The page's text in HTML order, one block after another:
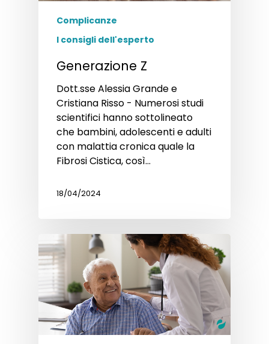
Complicanze
I consigli dell'esperto
Generazione Z
Dott.sse Alessia Grande e
Cristiana Risso - Numerosi studi
scientifici hanno sottolineato
che bambini, adolescenti e adulti
con malattia cronica quale la
Fibrosi Cistica, così…
18/04/2024